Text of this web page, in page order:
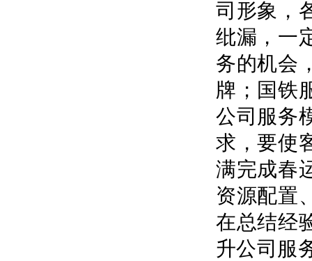
司形象，
纰漏，一
务的机会
牌；国铁
公司服务
求，要使
满完成春
资源配置
在总结经
升公司服